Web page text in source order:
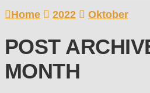
Home
2022 Oktober
POST
MONTH